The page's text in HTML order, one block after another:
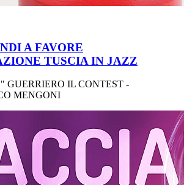
A FAVORE
TUSCIA IN JAZZ
GUERRIERO IL CONTEST -
MENGONI